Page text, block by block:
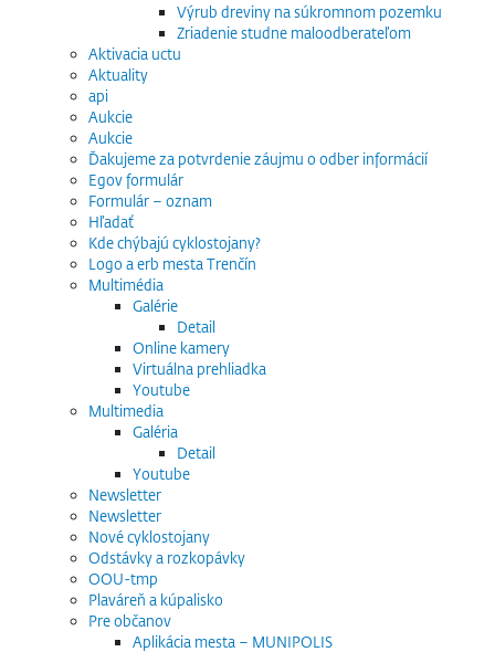
Výrub dreviny na súkromnom pozemku
Zriadenie studne maloodberateľom
Aktivacia uctu
Aktuality
api
Aukcie
Aukcie
Ďakujeme za potvrdenie záujmu o odber informácií
Egov formulár
Formulár – oznam
Hľadať
Kde chýbajú cyklostojany?
Logo a erb mesta Trenčín
Multimédia
Galérie
Detail
Online kamery
Virtuálna prehliadka
Youtube
Multimedia
Galéria
Detail
Youtube
Newsletter
Newsletter
Nové cyklostojany
Odstávky a rozkopávky
OOU-tmp
Plaváreň a kúpalisko
Pre občanov
Aplikácia mesta – MUNIPOLIS